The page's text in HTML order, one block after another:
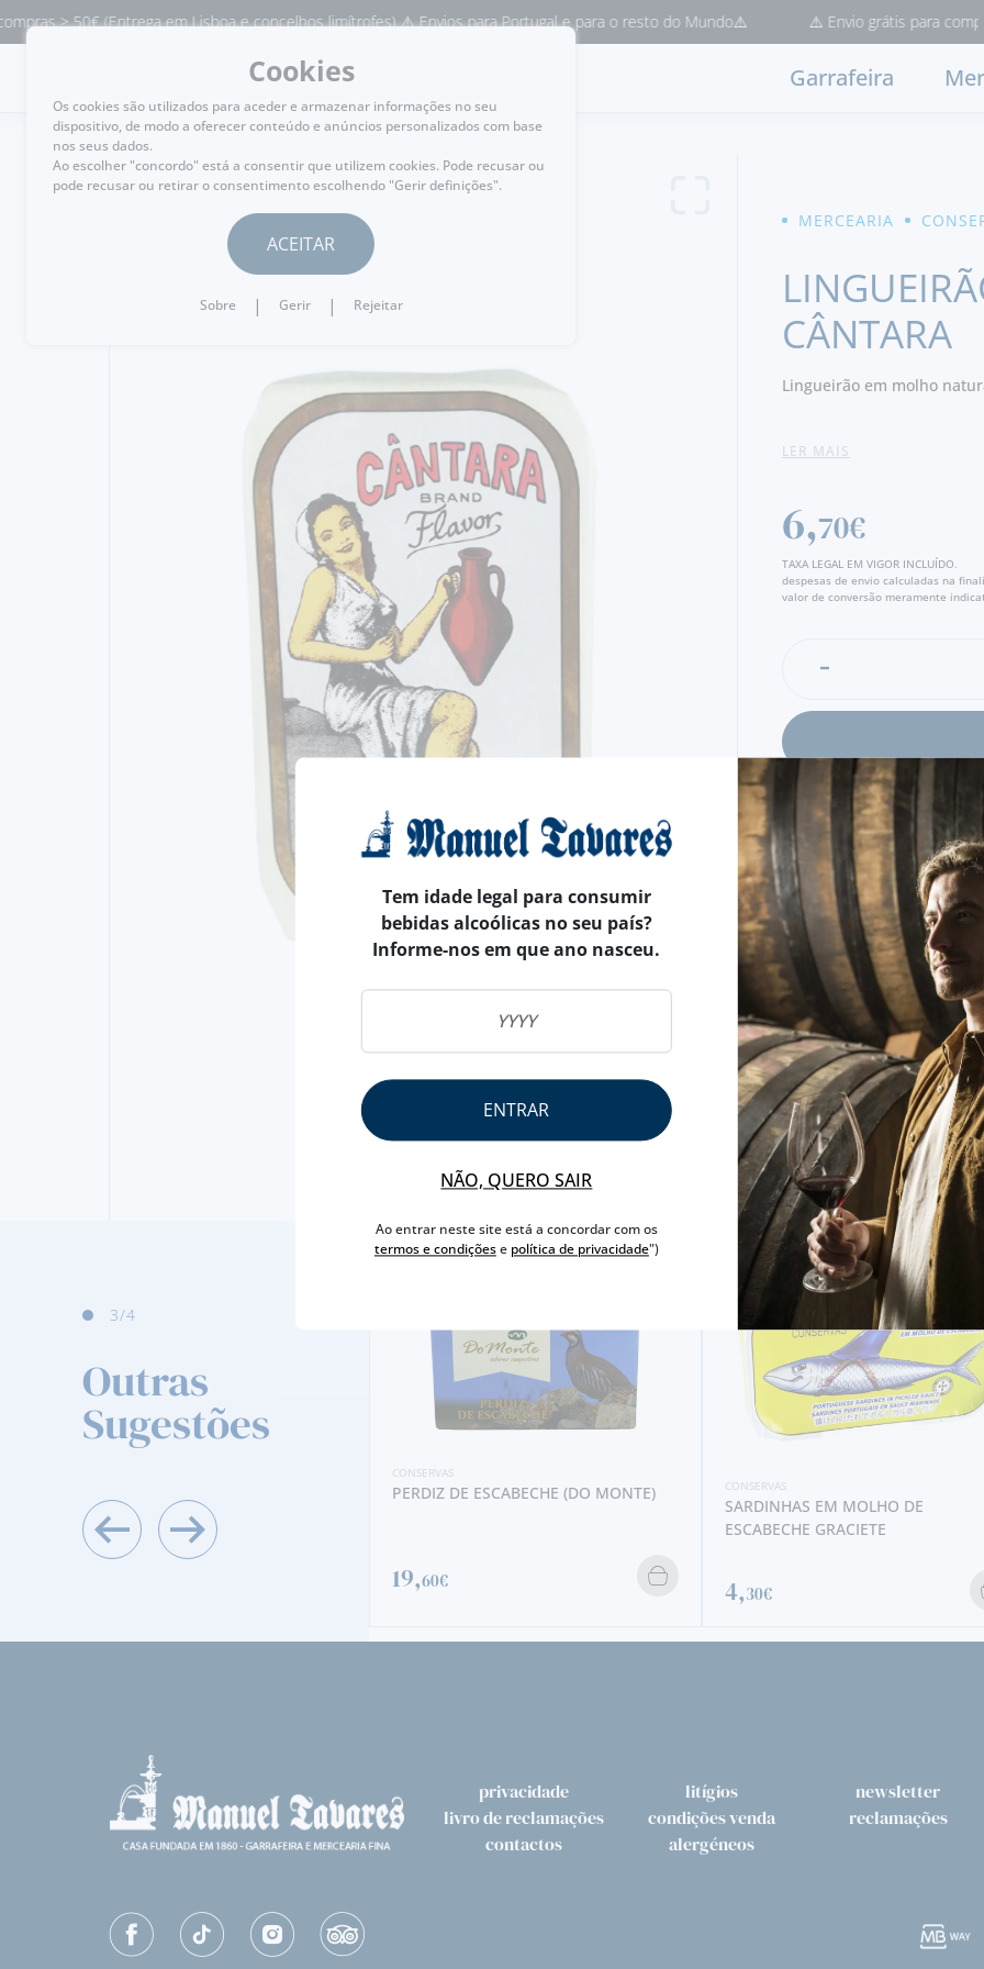
> 50€ (Entrega em Lisboa e concelhos limítrofes) ⚠️ Envios para Portugal e para o resto do Mundo⚠️ ⚠️ Envio grátis para compras
MENU
Garrafeira
VOLTAR
MERCEARIA
CÂNTARA
Lingueirão em molho
LER MAIS
6,70€
TAXA LEGAL EM VIGOR INCLUÍDO.
despesas de envio calculadas na
valor de conversão meramente
CARACTERÍSTICAS
PAÍS ESPANHA
NATURAL
INFORMAÇÃO
AVISO ALERGÉNEO
3/4
Outras
Sugestões
BRIOSA
20€
CONSERVAS
PERDIZ DE ESCABECHE (DO MONTE)
19,60€
CONSERVAS
SARDINHAS EM MOLHO DE
ESCABECHE GRACIETE
4,30€
privacidade litígios newsletter
livro de reclamações
condições venda reclamações
contactos
alergéneos
Tem idade legal para consumir
bebidas alcoólicas no seu país?
Informe-nos em que ano nasceu.
ENTRAR
NÃO, QUERO SAIR
Ao entrar neste site está a concordar com os
termos e condiçõese política de privacidade")
Cookies
Os cookies são utilizados para aceder e armazenar informações no seu
dispositivo, de modo a oferecer conteúdo e anúncios personalizados com base
nos seus dados.
Ao escolher "concordo" está a consentir que utilizem cookies. Pode recusar ou
pode recusar ou retirar o consentimento escolhendo "Gerir definições".
ACEITAR
Sobre | Gerir | Rejeitar